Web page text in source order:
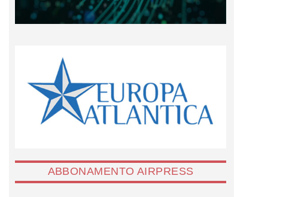
ABBONAMENTO AIRPRESS